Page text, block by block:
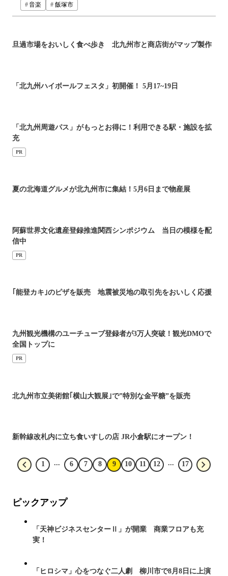
音楽
飯塚市
旦過市場をおいしく食べ歩き 北九州市と商店街がマップ製作
「北九州ハイボールフェスタ」初開催！ 5月17~19日
「北九州周遊パス」がもっとお得に！利用できる駅・施設を拡
充
PR
夏の北海道グルメが北九州市に集結！5月6日まで物産展
阿蘇世界文化遺産登録推進関西シンポジウム 当日の模様を配
信中
PR
｢能登カキ｣のピザを販売 地震被災地の取引先をおいしく応援
九州観光機構のユーチューブ登録者が3万人突破！観光DMOで
全国トップに
PR
北九州市立美術館｢横山大観展｣で”特別な金平糖”を販売
新幹線改札内に立ち食いすしの店 JR小倉駅にオープン！
1 ... 6 7 8 9 10 11 12 ... 17
ピックアップ
「天神ビジネスセンターⅡ」が開業 商業フロアも充
実！
「ヒロシマ」心をつなぐ二人劇 柳川市で8月8日に上演